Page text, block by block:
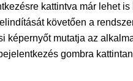
kattintva már lehet
követően a
mutatja az
gombra